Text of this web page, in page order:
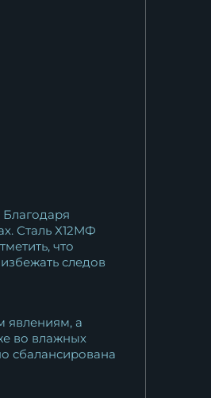
Благодаря
Сталь Х12МФ
что
следов
явлениям, а
во влажных
сбалансирована